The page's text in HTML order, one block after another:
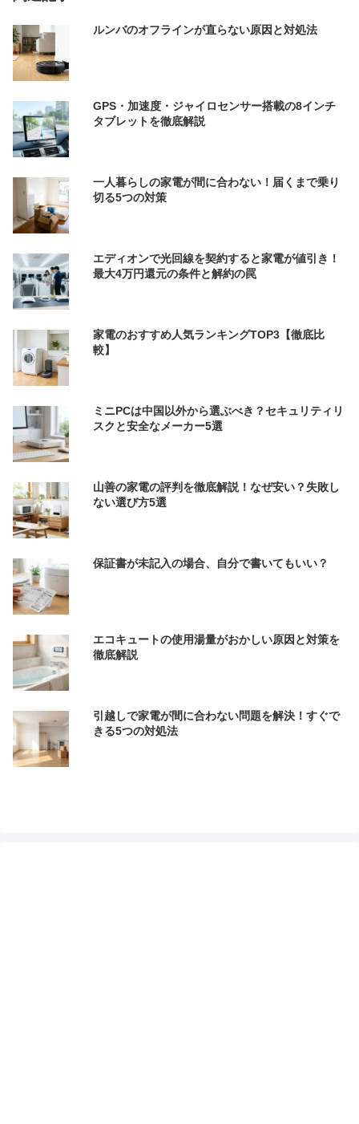
ルンバのオフラインが直らない原因と対処法
GPS・加速度・ジャイロセンサー搭載の8インチ
タブレットを徹底解説
一人暮らしの家電が間に合わない！届くまで乗り
切る5つの対策
エディオンで光回線を契約すると家電が値引き！
最大4万円還元の条件と解約の罠
家電のおすすめ人気ランキングTOP3【徹底比
較】
ミニPCは中国以外から選ぶべき？セキュリティリ
スクと安全なメーカー5選
山善の家電の評判を徹底解説！なぜ安い？失敗し
ない選び方5選
保証書が未記入の場合、自分で書いてもいい？
エコキュートの使用湯量がおかしい原因と対策を
徹底解説
引越しで家電が間に合わない問題を解決！すぐで
きる5つの対処法